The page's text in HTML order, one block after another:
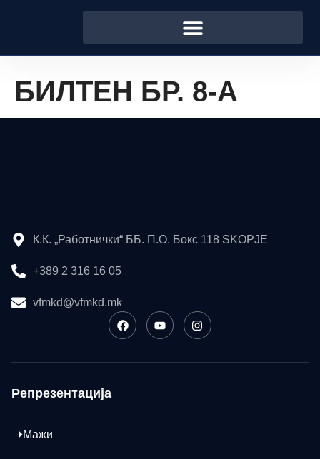
БИЛТЕН БР. 8-А
К.К. „Работнички“ ББ. П.О. Бокс 118 SKOPJE
+389 2 316 16 05
vfmkd@vfmkd.mk
Репрезентација
Мажи